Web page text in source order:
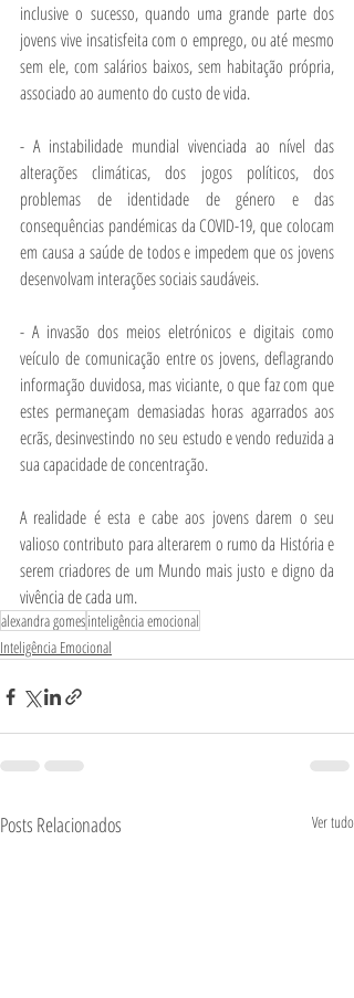
inclusive o sucesso, quando uma grande parte dos
jovens vive insatisfeita com o emprego, ou até mesmo
sem ele, com salários baixos, sem habitação própria,
associado ao aumento do custo de vida.
- A instabilidade mundial vivenciada ao nível das
alterações climáticas, dos jogos políticos, dos
problemas de identidade de género e das
consequências pandémicas da COVID-19,que colocam
em causa a saúde de todos e impedem que os jovens
desenvolvam interações sociais saudáveis.
- A invasão dos meios eletrónicos e digitais como
veículo de comunicação entre os jovens, deflagrando
informação duvidosa, mas viciante, o que faz com que
estes permaneçam demasiadas horas agarrados aos
ecrãs, desinvestindo no seu estudo e vendo reduzida a
sua capacidade de concentração.
A realidade é esta e cabe aos jovens darem o seu
valioso contributo para alterarem o rumo da História e
serem criadores de um Mundo mais justo e digno da
vivência de cada um.
alexandra gomesinteligência emocional
Inteligência Emocional
Posts Relacionados Ver tudo